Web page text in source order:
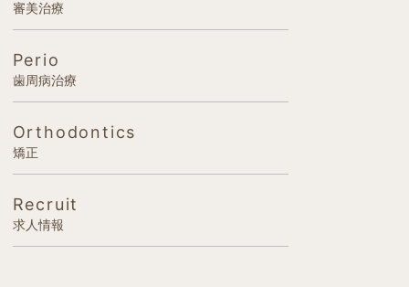
審美治療
Perio
歯周病治療
Orthodontics
矯正
Recruit
求人情報